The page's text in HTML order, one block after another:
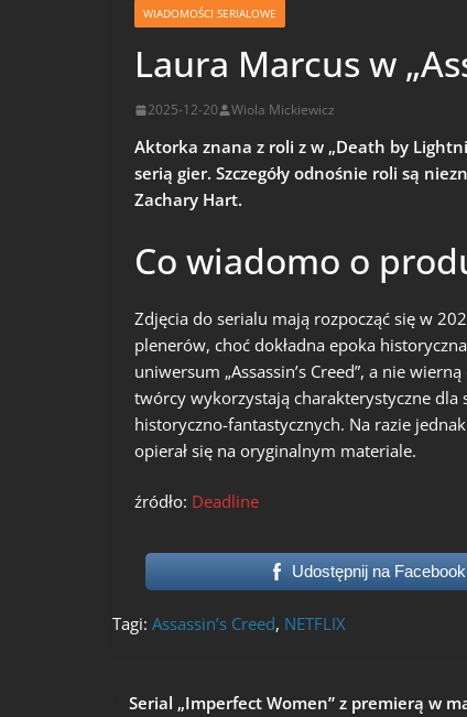
WIADOMOŚCI SERIALOWE
Laura Marcus w
2025-12-20 Wiola Mickiewicz
Aktorka znana z roli z w „Death by
serią gier. Szczegóły odnośnie roli są
Zachary Hart.
Co wiadomo o
Zdjęcia do serialu mają rozpocząć się w
plenerów, choć dokładna epoka
uniwersum „Assassin’s Creed”, a nie
twórcy wykorzystają charakterystyczne dla
historyczno-fantastycznych. Na razie
opierał się na oryginalnym materiale.
źródło: Deadline
Udostępnij na Facebook
Tagi: Assassin’s Creed, NETFLIX
Serial „Imperfect Women” z premierą w